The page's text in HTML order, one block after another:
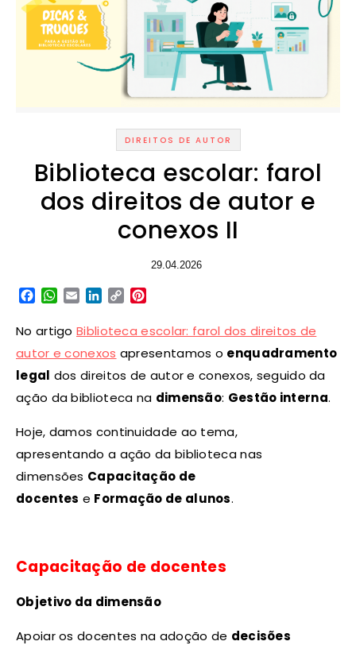
DIREITOS DE AUTOR
Biblioteca escolar: farol
dos direitos de autor e
conexos II
29.04.2026
Facebook
WhatsApp
EmailLinkedIn
Copy
No artigo Biblioteca escolar: farol dos direitos de
autor e conexos apresentamos o enquadramento
legal dos direitos de autor e conexos, seguido da
ação da biblioteca na dimensão: Gestão interna.
Hoje, damos continuidade ao tema,
apresentando a ação da biblioteca nas
dimensões Capacitação de
docentes e Formação de alunos.
Capacitação de docentes
Objetivo da dimensão
Apoiar os docentes na adoção de decisões